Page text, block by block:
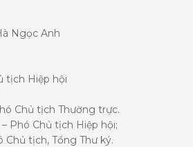
Ngọc Anh
tịch Hiệp hội
Chủ tịch Thường trực.
Phó Chủ tịch Hiệp hội;
Chủ tịch, Tổng Thư ký.